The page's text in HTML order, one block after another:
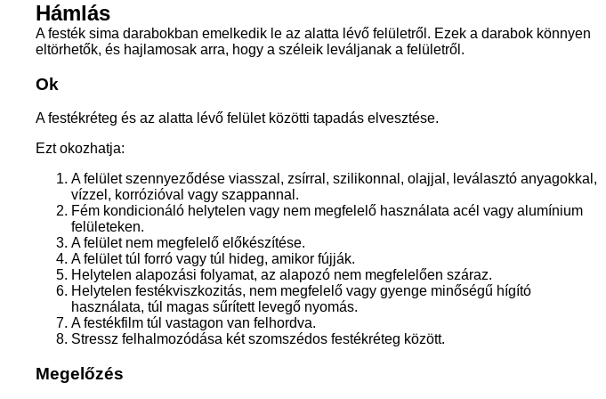
Hámlás
A festék sima darabokban emelkedik le az alatta lévő felületről. Ezek a darabok könnyen
eltörhetők, és hajlamosak arra, hogy a széleik leváljanak a felületről.
Ok
A festékréteg és az alatta lévő felület közötti tapadás elvesztése.
Ezt okozhatja:
A felület szennyeződése viasszal, zsírral, szilikonnal, olajjal, leválasztó anyagokkal,
vízzel, korrózióval vagy szappannal.
Fém kondicionáló helytelen vagy nem megfelelő használata acél vagy alumínium
felületeken.
A felület nem megfelelő előkészítése.
A felület túl forró vagy túl hideg, amikor fújják.
Helytelen alapozási folyamat, az alapozó nem megfelelően száraz.
Helytelen festékviszkozitás, nem megfelelő vagy gyenge minőségű hígító
használata, túl magas sűrített levegő nyomás.
A festékfilm túl vastagon van felhordva.
Stressz felhalmozódása két szomszédos festékréteg között.
Megelőzés